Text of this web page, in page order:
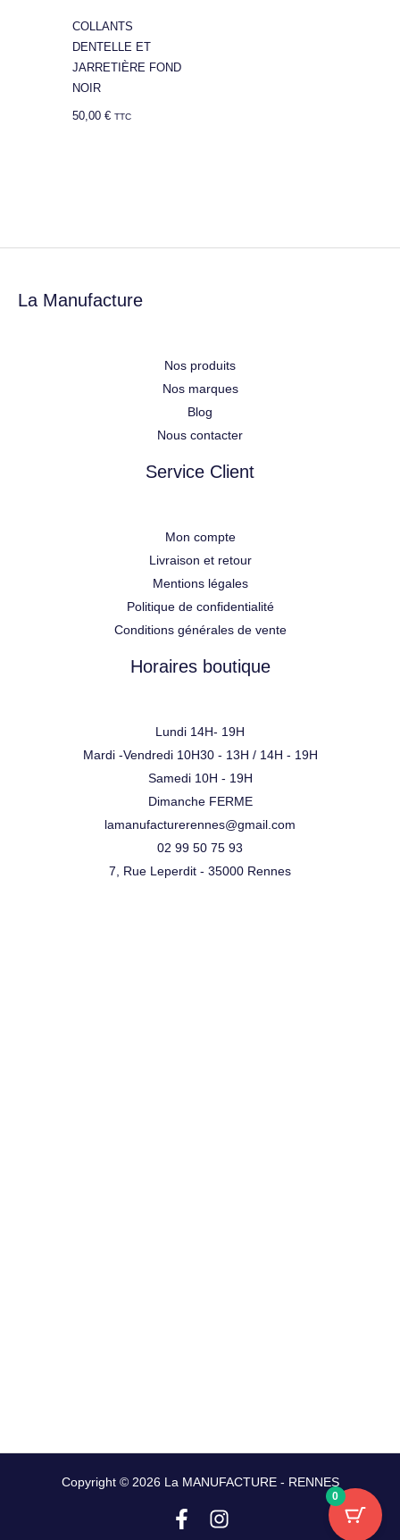
COLLANTS
DENTELLE ET
JARRETIÈRE FOND
NOIR
50,00€ TTC
La Manufacture
Nos produits
Nos marques
Blog
Nous contacter
Service Client
Mon compte
Livraison et retour
Mentions légales
Politique de confidentialité
Conditions générales de vente
Horaires boutique
Lundi 14H- 19H
Mardi -Vendredi 10H30 - 13H / 14H - 19H
Samedi 10H - 19H
Dimanche FERME
lamanufacturerennes@gmail.com
02 99 50 75 93
7, Rue Leperdit - 35000 Rennes
Copyright © 2026 La MANUFACTURE - RENNES
0